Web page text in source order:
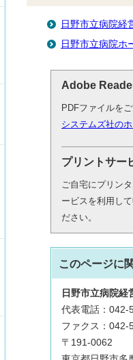
日野市立病院経
日野市立病院ホ
Adobe
PDFファイルを
システムズ社の
プリントサー
ご自宅にプリン
ービスを利用し
ださい。
このページに
日野市立病院経
代表電話：042-
ファクス：042-
〒191-0062